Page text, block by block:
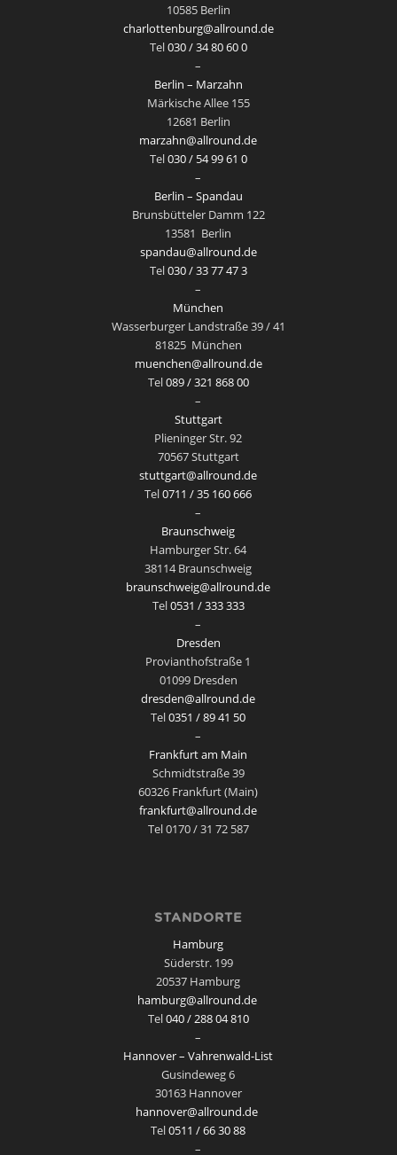
10585 Berlin
charlottenburg@allround.de
Tel030 / 34 80 60 0
–
Berlin – Marzahn
Märkische Allee 155
12681 Berlin
marzahn@allround.de
Tel030 / 54 99 61 0
–
Berlin – Spandau
Brunsbütteler Damm 122
13581 Berlin
spandau@allround.de
Tel030 / 33 77 47 3
–
München
Wasserburger Landstraße 39 / 41
81825 München
muenchen@allround.de
Tel089 / 321 868 00
–
Stuttgart
Plieninger Str. 92
70567 Stuttgart
stuttgart@allround.de
Tel0711 / 35 160 666
–
Braunschweig
Hamburger Str. 64
38114 Braunschweig
braunschweig@allround.de
Tel0531 / 333 333
–
Dresden
Provianthofstraße 1
01099 Dresden
dresden@allround.de
Tel0351 / 89 41 50
–
Frankfurt am Main
Schmidtstraße 39
60326 Frankfurt (Main)
frankfurt@allround.de
Tel 0170 / 31 72 587
STANDORTE
Hamburg
Süderstr. 199
20537 Hamburg
hamburg@allround.de
Tel040 / 288 04 810
–
Hannover – Vahrenwald-List
Gusindeweg 6
30163 Hannover
hannover@allround.de
Tel0511 / 66 30 88
–